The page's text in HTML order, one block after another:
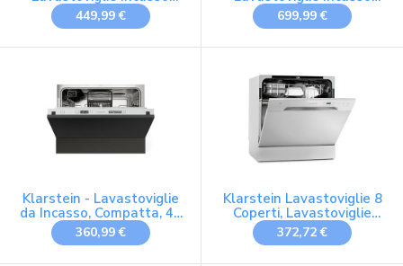
Totale 60 cm AirDry
Risparmio
449,99 €
Totale AirDry GlassCare
Silenziosa
699,99 €
Klarstein - Lavastoviglie
da Incasso, Compatta, 45
cm, 6 Coperti, Programma
UV Igienico, AquaStop di
360,99 €
Klarstein Lavastoviglie 8
Coperti, Lavastoviglie
Libera Installazione
Silenziosa con 6
372,72 €